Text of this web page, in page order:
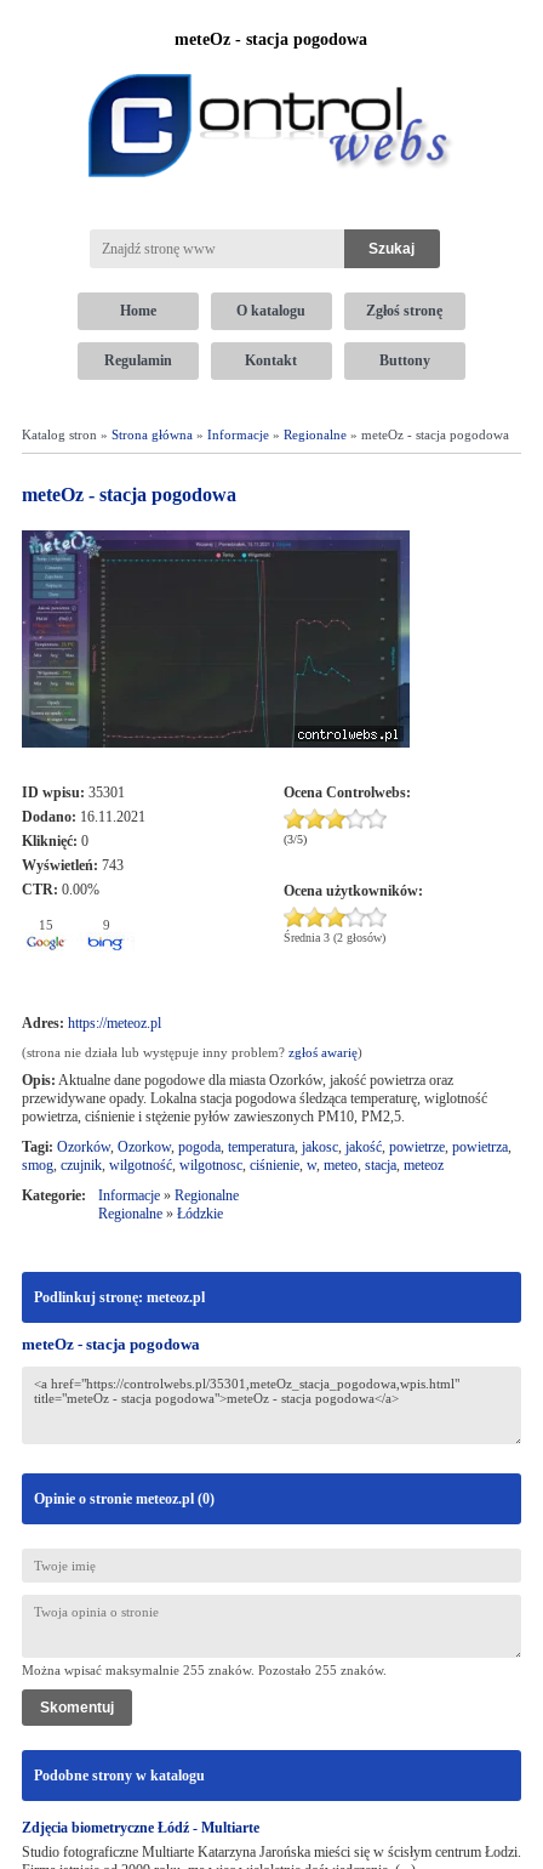
meteOz - stacja pogodowa
Home O katalogu Zgłoś stronę
Regulamin Kontakt Buttony
Katalog stron » Strona główna» Informacje» Regionalne» meteOz - stacja pogodowa
meteOz - stacja pogodowa
ID wpisu: 35301
Dodano: 16.11.2021
Kliknięć: 0
Wyświetleń: 743
CTR: 0.00%
15 9
Ocena Controlwebs:
(3/5)
Ocena użytkowników:
Średnia 3 (2 głosów)
Adres: https://meteoz.pl
(strona nie działa lub występuje inny problem? zgłoś awarię)
Opis: Aktualne dane pogodowe dla miasta Ozorków, jakość powietrza oraz
przewidywane opady. Lokalna stacja pogodowa śledząca temperaturę, wiglotność
powietrza, ciśnienie i stężenie pyłów zawieszonych PM10, PM2,5.
Tagi: Ozorków, Ozorkow, pogoda, temperatura, jakosc, jakość, powietrze, powietrza,
smog, czujnik, wilgotność, wilgotnosc, ciśnienie, w, meteo, stacja, meteoz
Kategorie:
Informacje» Regionalne
Regionalne» Łódzkie
Podlinkuj stronę: meteoz.pl
meteOz - stacja pogodowa
Opinie o stronie meteoz.pl (0)
Można wpisać maksymalnie 255 znaków. Pozostało 255 znaków.
Podobne strony w katalogu
Zdjęcia biometryczne Łódź - Multiarte
Studio fotograficzne Multiarte Katarzyna Jarońska mieści się w ścisłym centrum Łodzi.